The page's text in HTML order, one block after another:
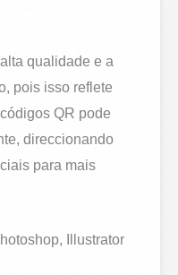
qualidade e a
pois isso reflete
QR pode
direccionando
para mais
Illustrator